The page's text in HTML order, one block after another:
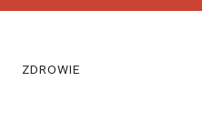
ZDROWIE